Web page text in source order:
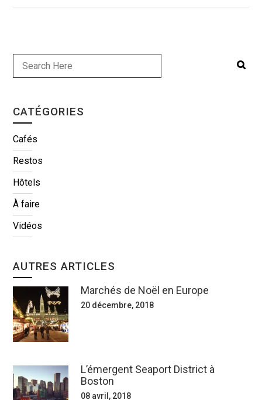
CATÉGORIES
Cafés
Restos
Hôtels
À faire
Vidéos
AUTRES ARTICLES
Marchés de Noël en Europe
20 décembre, 2018
L’émergent Seaport District à
Boston
08 avril, 2018